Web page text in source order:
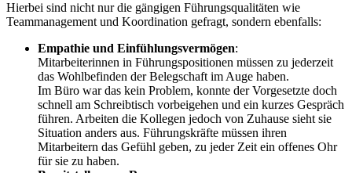
Hierbei sind nicht nur die gängigen Führungsqualitäten wie
Teammanagement und Koordination gefragt, sondern ebenfalls:
Empathie und Einfühlungsvermögen:
Mitarbeiterinnen in Führungspositionen müssen zu jederzeit
das Wohlbefinden der Belegschaft im Auge haben.
Im Büro war das kein Problem, konnte der Vorgesetzte doch
schnell am Schreibtisch vorbeigehen und ein kurzes Gespräch
führen. Arbeiten die Kollegen jedoch von Zuhause sieht sie
Situation anders aus. Führungskräfte müssen ihren
Mitarbeitern das Gefühl geben, zu jeder Zeit ein offenes Ohr
für sie zu haben.